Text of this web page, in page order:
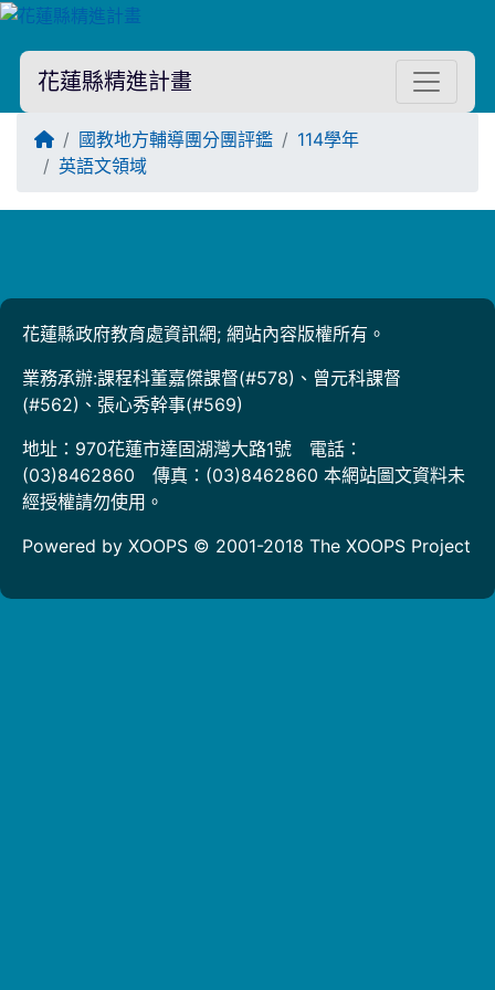
花蓮縣精進計畫
回首頁國教地方輔導團分團評鑑
114學年
英語文領域
花蓮縣政府教育處資訊網; 網站內容版權所有。
業務承辦:課程科董嘉傑課督(#578)、曾元科課督
(#562)、張心秀幹事(#569)
地址：970花蓮市達固湖灣大路1號 電話：
(03)8462860 傳真：(03)8462860 本網站圖文資料未
經授權請勿使用。
Powered by XOOPS © 2001-2018 The XOOPS Project